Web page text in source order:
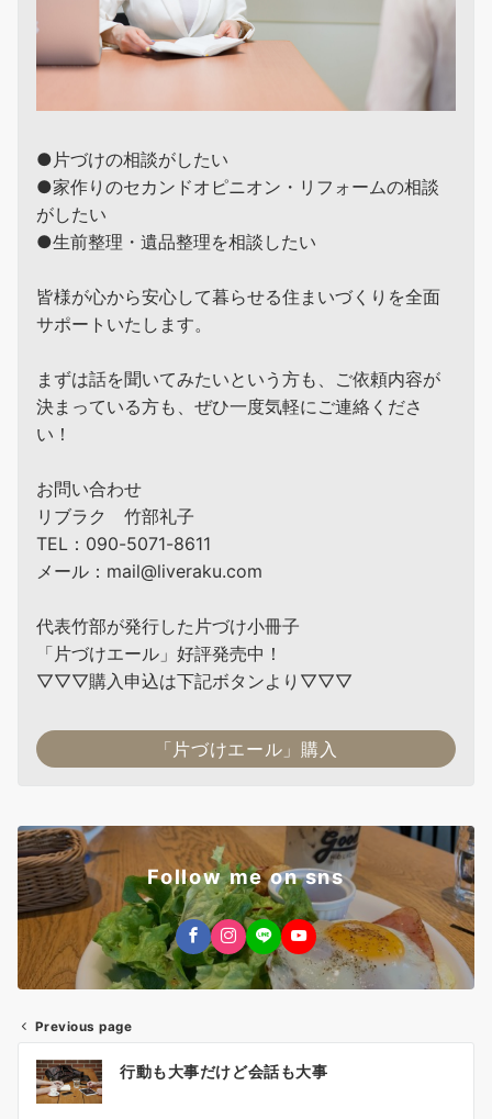
●片づけの相談がしたい
●家作りのセカンドオピニオン・リフォームの相談
がしたい
●生前整理・遺品整理を相談したい
皆様が心から安心して暮らせる住まいづくりを全面
サポートいたします。
まずは話を聞いてみたいという方も、ご依頼内容が
決まっている方も、ぜひ一度気軽にご連絡くださ
い！
お問い合わせ
リブラク 竹部礼子
TEL：090-5071-8611
メール：mail@liveraku.com
代表竹部が発行した片づけ小冊子
「片づけエール」好評発売中！
▽▽▽購入申込は下記ボタンより▽▽▽
「片づけエール」購入
Follow me on sns
投
稿
Previous page
行動も大事だけど会話も大事